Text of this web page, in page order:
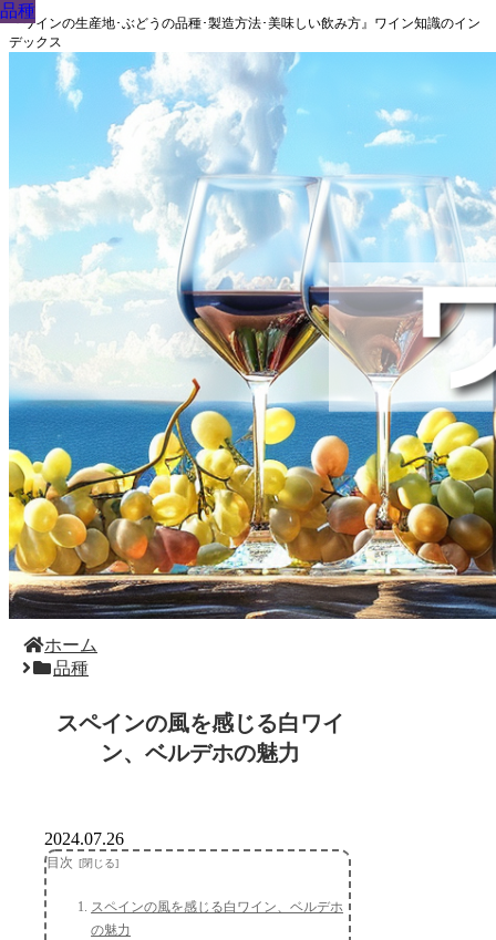
『ワインの生産地･ぶどうの品種･製造方法･美味しい飲み方』ワイン知識のイン
デックス
ホーム
品種
スペインの風を感じる白ワイ
ン、ベルデホの魅力
品種
2024.07.26
目次
スペインの風を感じる白ワイン、ベルデホ
の魅力
品種
品種
品種
品種
品種
品種
品種
品種